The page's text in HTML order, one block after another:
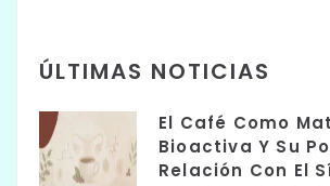
ÚLTIMAS NOTICIAS
El Café Como
Bioactiva Y Su
Relación Con El